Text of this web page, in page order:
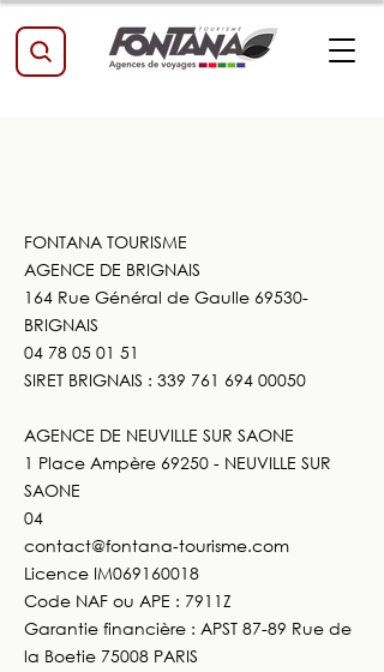
FONTANA TOURISME
AGENCE DE BRIGNAIS
164 Rue Général de Gaulle 69530-
BRIGNAIS
04 78 05 01 51
SIRET BRIGNAIS : 339 761 694 00050
AGENCE DE NEUVILLE SUR SAONE
1 Place Ampère 69250 - NEUVILLE SUR
SAONE
04
contact@fontana-tourisme.com
Licence IM069160018
Code NAF ou APE : 7911Z
Garantie financière : APST 87-89 Rue de
la Boetie 75008 PARIS